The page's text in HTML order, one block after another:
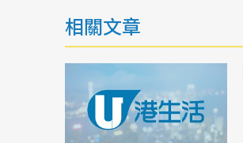
相關文章